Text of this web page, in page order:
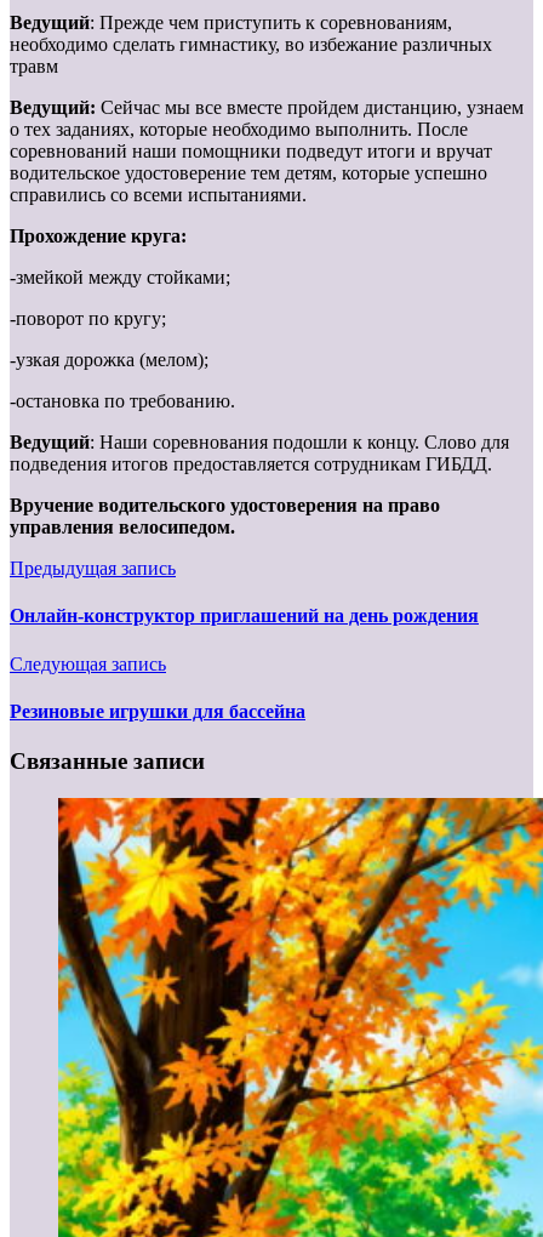
Ведущий: Прежде чем приступить к соревнованиям,
необходимо сделать гимнастику, во избежание различных
травм
Ведущий: Сейчас мы все вместе пройдем дистанцию, узнаем
о тех заданиях, которые необходимо выполнить. После
соревнований наши помощники подведут итоги и вручат
водительское удостоверение тем детям, которые успешно
справились со всеми испытаниями.
Прохождение круга:
-змейкой между стойками;
-поворот по кругу;
-узкая дорожка (мелом);
-остановка по требованию.
Ведущий: Наши соревнования подошли к концу. Слово для
подведения итогов предоставляется сотрудникам ГИБДД.
Вручение водительского удостоверения на право
управления велосипедом.
Предыдущая запись
Онлайн-конструктор приглашений на день рождения
Следующая запись
Резиновые игрушки для бассейна
Связанные записи